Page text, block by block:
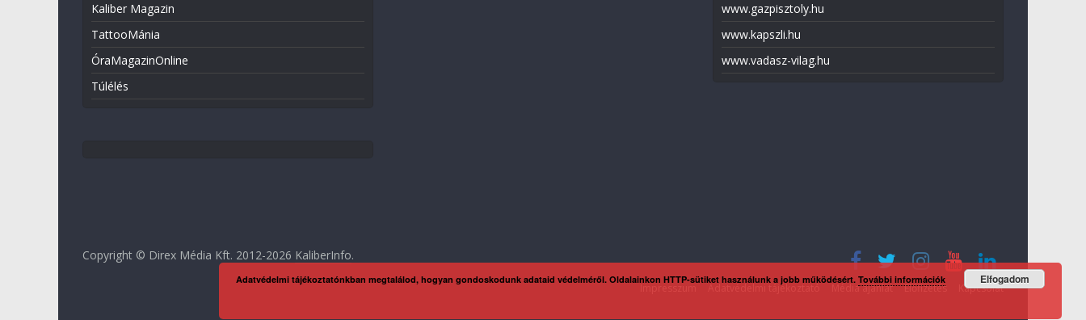
Kaliber Magazin
TattooMánia
ÓraMagazinOnline
Túlélés
www.gazpisztoly.hu
www.kapszli.hu
www.vadasz-vilag.hu
Adatvédelmi tájékoztató Média ajánlat Előfizetés Kapcsolat
Copyright © Direx Média Kft. 2012-2026 KaliberInfo.
Adatvédelmi tájékoztatónkban megtalálod, hogyan gondoskodunk adataid védelméről. Oldalainkon HTTP-sütiket használunk a jobb működésért. További információk Elfogadom